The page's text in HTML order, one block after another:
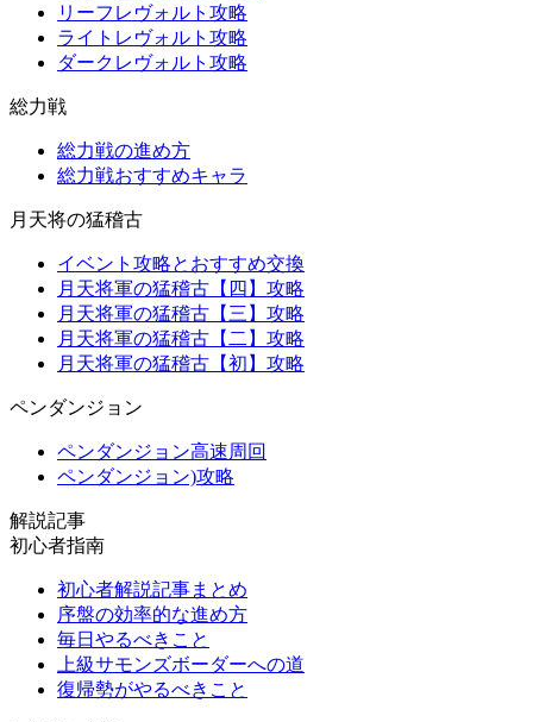
リーフレヴォルト攻略
ライトレヴォルト攻略
ダークレヴォルト攻略
総力戦
総力戦の進め方
総力戦おすすめキャラ
月天将の猛稽古
イベント攻略とおすすめ交換
月天将軍の猛稽古【四】攻略
月天将軍の猛稽古【三】攻略
月天将軍の猛稽古【二】攻略
月天将軍の猛稽古【初】攻略
ペンダンジョン
ペンダンジョン高速周回
ペンダンジョン)攻略
解説記事
初心者指南
初心者解説記事まとめ
序盤の効率的な進め方
毎日やるべきこと
上級サモンズボーダーへの道
復帰勢がやるべきこと